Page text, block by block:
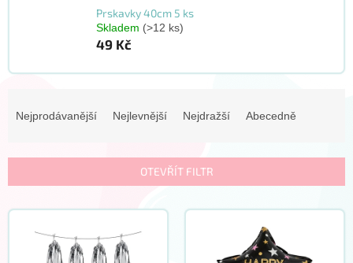
Prskavky 40cm 5 ks
Skladem (>12 ks)
49 Kč
í
r
Nejprodávanější Nejlevnější Nejdražší Abecedně
OTEVŘÍT FILTR
V